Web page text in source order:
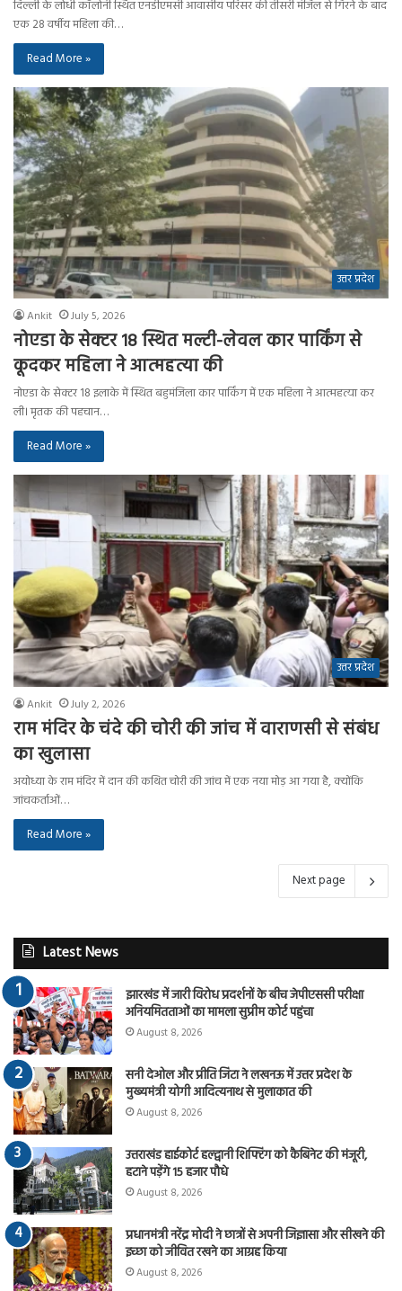
दिल्ली के लोधी कॉलोनी स्थित एनडीएमसी आवासीय परिसर की तीसरी मंजिल से गिरने के बाद
एक 28 वर्षीय महिला की…
Read More »
उत्तर प्रदेश
Ankit July 5, 2026
नोएडा के सेक्टर 18 स्थित मल्टी-लेवल कार पार्किंग से
कूदकर महिला ने आत्महत्या की
नोएडा के सेक्टर 18 इलाके में स्थित बहुमंजिला कार पार्किंग में एक महिला ने आत्महत्या कर
ली। मृतक की पहचान…
Read More »
उत्तर प्रदेश
Ankit July 2, 2026
राम मंदिर के चंदे की चोरी की जांच में वाराणसी से संबंध
का खुलासा
अयोध्या के राम मंदिर में दान की कथित चोरी की जांच में एक नया मोड़ आ गया है, क्योंकि
जांचकर्ताओं…
Read More »
Next page
Latest News
झारखंड में जारी विरोध प्रदर्शनों के बीच जेपीएससी परीक्षा
अनियमितताओं का मामला सुप्रीम कोर्ट पहुंचा
August 8, 2026
सनी देओल और प्रीति जिंटा ने लखनऊ में उत्तर प्रदेश के
मुख्यमंत्री योगी आदित्यनाथ से मुलाकात की
August 8, 2026
उत्तराखंड हाईकोर्ट हल्द्वानी शिफ्टिंग को कैबिनेट की मंजूरी,
हटाने पड़ेंगे 15 हजार पौधे
August 8, 2026
प्रधानमंत्री नरेंद्र मोदी ने छात्रों से अपनी जिज्ञासा और सीखने की
इच्छा को जीवित रखने का आग्रह किया
August 8, 2026